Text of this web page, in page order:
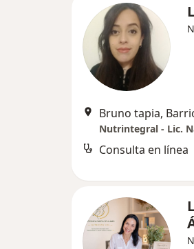
Nutrintegral - Lic.
Consulta en línea